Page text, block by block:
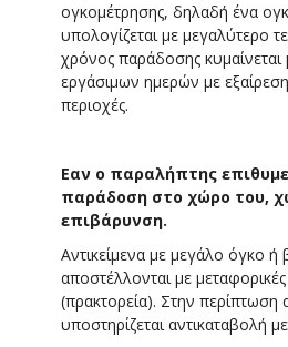
ογκομέτρησης, δηλαδή ένα
υπολογίζεται με μεγαλύτερο
χρόνος παράδοσης κυμαίνεται
εργάσιμων ημερών με
περιοχές.
Εαν ο παραλήπτης
παράδοση στο χώρο του,
επιβάρυνση.
Αντικείμενα με μεγάλο όγκο ή
αποστέλλονται με μεταφορικές
(πρακτορεία). Στην περίπτωση
υποστηρίζεται αντικαταβολή